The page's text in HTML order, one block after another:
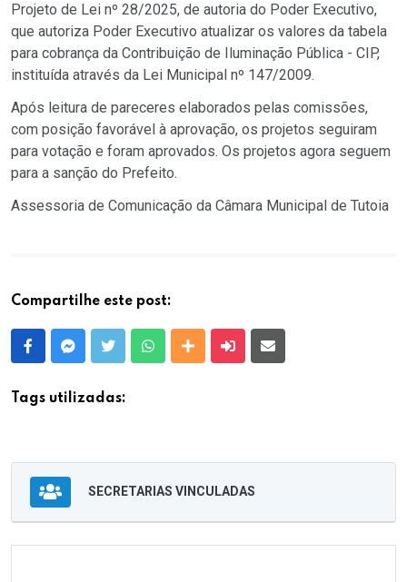
Projeto de Lei nº 28/2025, de autoria do Poder Executivo,
que autoriza Poder Executivo atualizar os valores da tabela
para cobrança da Contribuição de Iluminação Pública - CIP,
instituída através da Lei Municipal nº 147/2009.
Após leitura de pareceres elaborados pelas comissões,
com posição favorável à aprovação, os projetos seguiram
para votação e foram aprovados. Os projetos agora seguem
para a sanção do Prefeito.
Assessoria de Comunicação da Câmara Municipal de Tutoia
Compartilhe este post:
FacebookMessenger
Twitter WhatsappOutras MídiasEnviar para um amigo
Tags utilizadas:
SECRETARIAS VINCULADAS